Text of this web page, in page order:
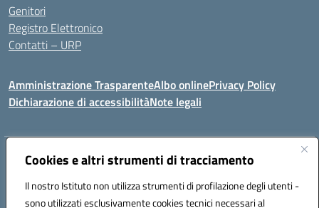
Cookies e altri strumenti di tracciamento
Il nostro Istituto non utilizza strumenti di profilazione degli utenti -
sono utilizzati esclusivamente cookies tecnici necessari al
Genitori
Registro Elettronico
Contatti – URP
Amministrazione TrasparenteAlbo onlinePrivacy Policy
Dichiarazione di accessibilitàNote legali
Indirizzo:Via Tiziano, 50 - 60125 Ancona
Posta elettronica certificata (PEC):anic81600p@pec.istruzione.it